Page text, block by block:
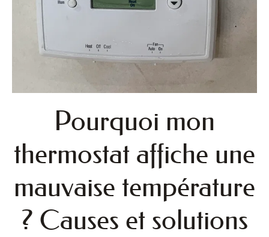
Pourquoi mon
thermostat affiche une
mauvaise température
? Causes et solutions